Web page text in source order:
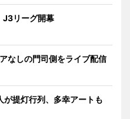
リーグ開幕
なしの門司側をライブ配信
提灯行列、多幸アートも